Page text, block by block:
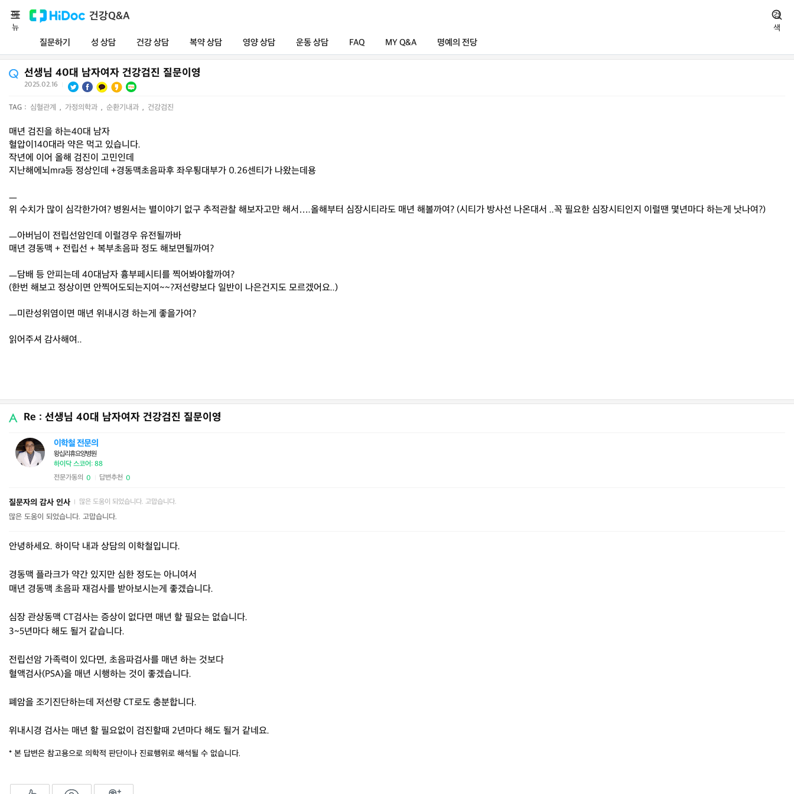
건강Q&A
질문하기 성 상담 건강 상담 복약 상담 영양 상담 운동 상담 FAQ MY Q&A 명예의 전당
메
뉴
검
색
선생님 40대 남자여자 건강검진 질문이영
2025.02.16
TAG : 심혈관계 , 가정의학과 , 순환기내과 , 건강검진
매년 검진을 하는40대 남자
혈압이140대라 약은 먹고 있습니다.
작년에 이어 올해 검진이 고민인데
지난해에뇌mra등 정상인데 +경동맥초음파후 좌우툉대부가 0.26센티가 나왔는데용
ㅡ
위 수치가 많이 심각한가여? 병원서는 별이야기 없구 추적관찰 해보자고만 해서….올해부터 심장시티라도 매년 해볼까여? (시티가 방사선 나온대서 ..꼭 필요한 심장시티인지 이럴땐 몇년마다 하는게 낫나여?)
ㅡ아버님이 전립선암인데 이럴경우 유전될까바
매년 경동맥 + 전립선 + 복부초음파 정도 해보면될까여?
ㅡ담배 등 안피는데 40대남자 흉부페시티를 찍어봐야할까여?
(한번 해보고 정상이면 안찍어도되는지여~~?저선량보다 일반이 나은건지도 모르겠어요..)
ㅡ미란성위염이면 매년 위내시경 하는게 좋을가여?
읽어주셔 감사해여..
Re : 선생님 40대 남자여자 건강검진 질문이영
이학철 전문의
왕십리휴요양병원
하이닥 스코어: 88
전문가동의 0 답변추천 0
질문자의 감사 인사 많은 도움이 되었습니다. 고맙습니다.
많은 도움이 되었습니다. 고맙습니다.
안녕하세요. 하이닥 내과 상담의 이학철입니다.
경동맥 플라크가 약간 있지만 심한 정도는 아니여서
매년 경동맥 초음파 재검사를 받아보시는게 좋겠습니다.
심장 관상동맥 CT검사는 증상이 없다면 매년 할 필요는 없습니다.
3~5년마다 해도 될거 같습니다.
전립선암 가족력이 있다면, 초음파검사를 매년 하는 것보다
혈액검사(PSA)을 매년 시행하는 것이 좋겠습니다.
폐암을 조기진단하는데 저선량 CT로도 충분합니다.
위내시경 검사는 매년 할 필요없이 검진할때 2년마다 해도 될거 같네요.
* 본 답변은 참고용으로 의학적 판단이나 진료행위로 해석될 수 없습니다.